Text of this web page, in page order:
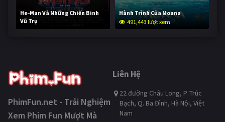
He-Man Và Những Chiến Binh
Vũ Trụ
240,367 lượt xem
Hành Trình Của Moana
491,443 lượt xem
PhimFun.net - Trải Nghiệm
Xem Phim Fun Mượt Mà
Liên Hệ
22 đường Châu Long, P. Trúc
Bạch, Q. Ba Đình, Hà Nội, Việt
Nam